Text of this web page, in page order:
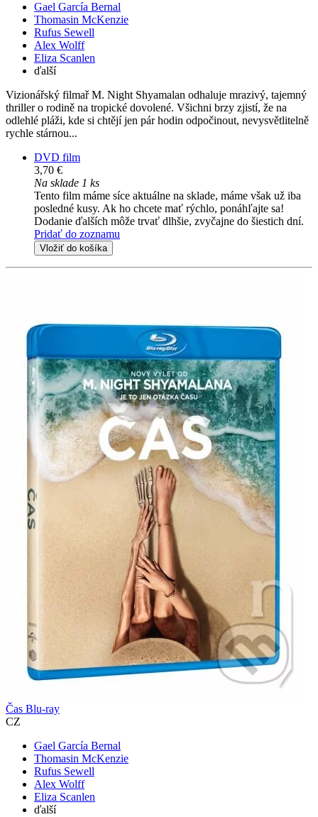
Gael García Bernal
Thomasin McKenzie
Rufus Sewell
Alex Wolff
Eliza Scanlen
ďalší
Vizionářský filmař M. Night Shyamalan odhaluje mrazivý, tajemný
thriller o rodině na tropické dovolené. Všichni brzy zjistí, že na
odlehlé pláži, kde si chtějí jen pár hodin odpočinout, nevysvětlitelně
rychle stárnou...
DVD film
3,70 €
Na sklade 1 ks
Tento film máme síce aktuálne na sklade, máme však už iba
posledné kusy. Ak ho chcete mať rýchlo, ponáhľajte sa!
Dodanie ďalších môže trvať dlhšie, zvyčajne do šiestich dní.
Pridať do zoznamu
Vložiť do košíka
Čas Blu-ray
CZ
Gael García Bernal
Thomasin McKenzie
Rufus Sewell
Alex Wolff
Eliza Scanlen
ďalší